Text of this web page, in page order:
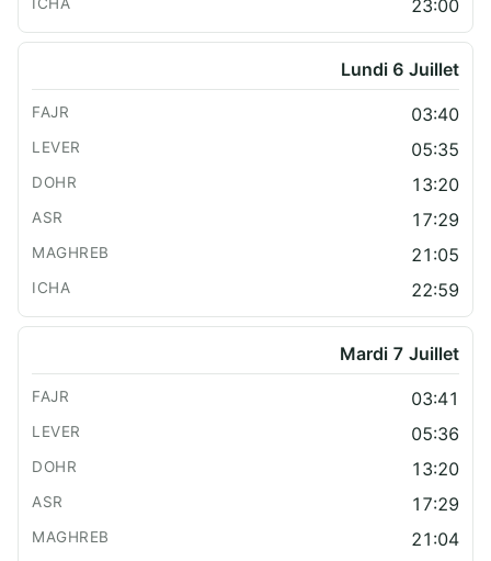
23:00
Lundi 6 Juillet
03:40
05:35
13:20
17:29
21:05
22:59
Mardi 7 Juillet
03:41
05:36
13:20
17:29
21:04